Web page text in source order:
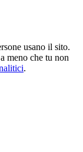
usano il sito.
meno che tu non
.